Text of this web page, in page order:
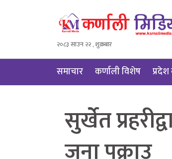
२०८३ साउन २२ , शुक्रबार
समाचार कर्णाली विशेष
सुर्खेत